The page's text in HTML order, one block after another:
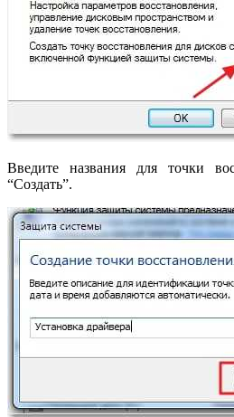
Введите названия для точки
“Создать”.